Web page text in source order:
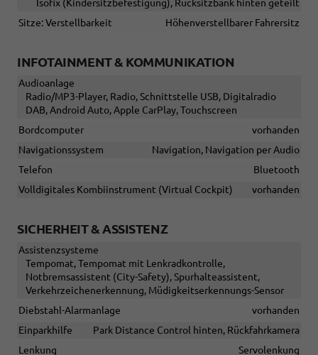
Isofix (Kindersitzbefestigung), Rücksitzbank hinten geteilt
Sitze: Verstellbarkeit
Höhenverstellbarer Fahrersitz
INFOTAINMENT & KOMMUNIKATION
Audioanlage
Radio/MP3-Player, Radio, Schnittstelle USB, Digitalradio
DAB, Android Auto, Apple CarPlay, Touchscreen
Bordcomputer
vorhanden
Navigationssystem
Navigation, Navigation per Audio
Telefon
Bluetooth
Volldigitales Kombiinstrument (Virtual Cockpit)
vorhanden
SICHERHEIT & ASSISTENZ
Assistenzsysteme
Tempomat, Tempomat mit Lenkradkontrolle,
Notbremsassistent (City-Safety), Spurhalteassistent,
Verkehrzeichenerkennung, Müdigkeitserkennungs-Sensor
Diebstahl-Alarmanlage
vorhanden
Einparkhilfe
Park Distance Control hinten, Rückfahrkamera
Lenkung
Servolenkung